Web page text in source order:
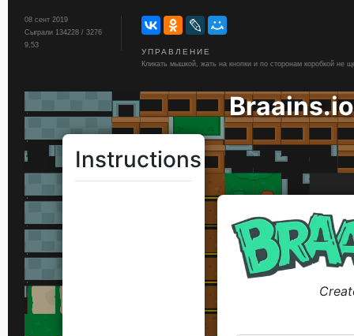
08 сент 2019
Сыграли 134228 / 3276
9,53
УПРАВЛЕНИЕ
Кликать мышкой, жать на кнопки и по сторонам коробкой не